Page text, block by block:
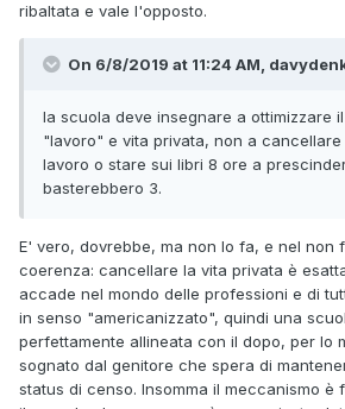
ribaltata e vale l'opposto.
On 6/8/2019 at 11:24 AM,
la scuola deve insegnare a ottimizzare
"lavoro" e vita privata, non a
lavoro o stare sui libri 8 ore a
basterebbero 3.
E' vero, dovrebbe, ma non lo fa, e nel non
coerenza: cancellare la vita privata è
accade nel mondo delle professioni e di
in senso "americanizzato", quindi una
perfettamente allineata con il dopo, per lo
sognato dal genitore che spera di
status di censo. Insomma il meccanismo è